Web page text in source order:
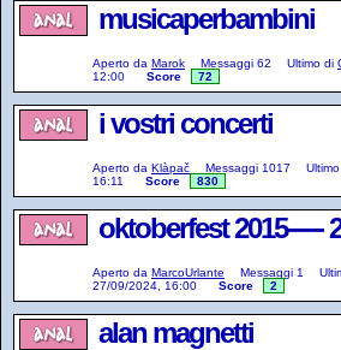
musicaperbambini
Aperto da Marok Messaggi 62 Ultimo di
12:00
Score 72
i vostri concerti
Aperto da Klàpač Messaggi 1017
16:11
Score 830
oktoberfest 2015-----
Aperto da MarcoUrlante Messaggi 1
27/09/2024, 16:00
Score 2
alan magnetti